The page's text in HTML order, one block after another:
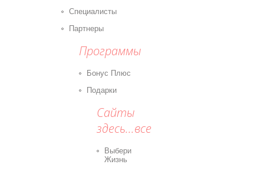
Специалисты
Партнеры
Программы
Бонус Плюс
Подарки
Сайты
здесь...все
Выбери
Жизнь